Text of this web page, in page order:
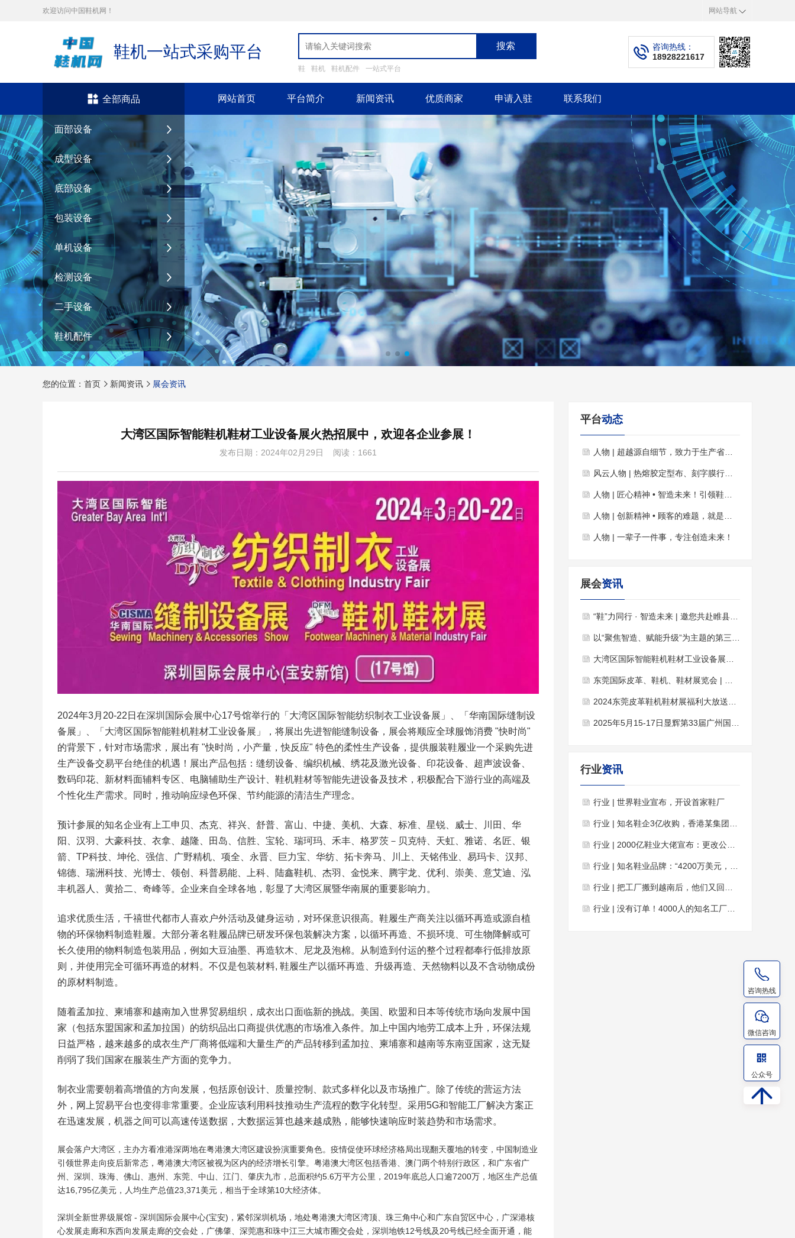
欢迎访问中国鞋机网！ 网站导航
鞋机一站式采购平台 搜索
鞋 鞋机 鞋机配件 一站式平台
咨询热线：
18928221617
全部商品
面部设备
成型设备
底部设备
包装设备
单机设备
检测设备
二手设备
鞋机配件
网站首页 平台简介 新闻资讯 优质商家 申请入驻 联系我们
您的位置：首页 新闻资讯 展会资讯
大湾区国际智能鞋机鞋材工业设备展火热招展中，欢迎各企业参展！
发布日期：2024年02月29日 阅读：1661
2024年3月20-22日在深圳国际会展中心17号馆举行的「大湾区国际智能纺织制衣工业设备展」、「华南国际缝制设
备展」、「大湾区国际智能鞋机鞋材工业设备展」，将展出先进智能缝制设备，展会将顺应全球服饰消费 "快时尚"
的背景下，针对市场需求，展出有 "快时尚，小产量，快反应" 特色的柔性生产设备，提供服装鞋履业一个采购先进
生产设备交易平台绝佳的机遇！展出产品包括：缝纫设备、编织机械、绣花及激光设备、印花设备、超声波设备、
数码印花、新材料面辅料专区、电脑辅助生产设计、鞋机鞋材等智能先进设备及技术，积极配合下游行业的高端及
个性化生产需求。同时，推动响应绿色环保、节约能源的清洁生产理念。
预计参展的知名企业有上工申贝、杰克、祥兴、舒普、富山、中捷、美机、大森、标准、星锐、威士、川田、华
阳、汉羽、大豪科技、衣拿、越隆、田岛、信胜、宝轮、瑞珂玛、禾丰、格罗茨－贝克特、天虹、雅诺、名匠、银
箭、TP科技、坤伦、强信、广野精机、项全、永晋、巨力宝、华纺、拓卡奔马、川上、天铭伟业、易玛卡、汉邦、
锦德、瑞洲科技、光博士、领创、科普易能、上科、陆鑫鞋机、杰羽、金悦来、腾宇龙、优利、崇美、意艾迪、泓
丰机器人、黄拾二、奇峰等。企业来自全球各地，彰显了大湾区展暨华南展的重要影响力。
追求优质生活，千禧世代都市人喜欢户外活动及健身运动，对环保意识很高。鞋履生产商关注以循环再造或源自植
物的环保物料制造鞋履。大部分著名鞋履品牌已研发环保包装解决方案，以循环再造、不损环境、可生物降解或可
长久使用的物料制造包装用品，例如大豆油墨、再造软木、尼龙及泡棉。从制造到付运的整个过程都奉行低排放原
则，并使用完全可循环再造的材料。不仅是包装材料, 鞋履生产以循环再造、升级再造、天然物料以及不含动物成份
的原材料制造。
随着孟加拉、柬埔寨和越南加入世界贸易组织，成衣出口面临新的挑战。美国、欧盟和日本等传统市场向发展中国
家（包括东盟国家和孟加拉国）的纺织品出口商提供优惠的市场准入条件。加上中国内地劳工成本上升，环保法规
日益严格，越来越多的成衣生产厂商将低端和大量生产的产品转移到孟加拉、柬埔寨和越南等东南亚国家，这无疑
削弱了我们国家在服装生产方面的竞争力。
制衣业需要朝着高增值的方向发展，包括原创设计、质量控制、款式多样化以及市场推广。除了传统的营运方法
外，网上贸易平台也变得非常重要。企业应该利用科技推动生产流程的数字化转型。采用5G和智能工厂解决方案正
在迅速发展，机器之间可以高速传送数据，大数据运算也越来越成熟，能够快速响应时装趋势和市场需求。
展会落户大湾区，主办方看准港深两地在粤港澳大湾区建设扮演重要角色。疫情促使环球经济格局出现翻天覆地的转变，中国制造业
引领世界走向疫后新常态，粤港澳大湾区被视为区内的经济增长引擎。粤港澳大湾区包括香港、澳门两个特别行政区，和广东省广
州、深圳、珠海、佛山、惠州、东莞、中山、江门、肇庆九市，总面积约5.6万平方公里，2019年底总人口逾7200万，地区生产总值
达16,795亿美元，人均生产总值23,371美元，相当于全球第10大经济体。
深圳全新世界级展馆 - 深圳国际会展中心(宝安)，紧邻深圳机场，地处粤港澳大湾区湾顶、珠三角中心和广东自贸区中心，广深港核
心发展走廊和东西向发展走廊的交会处，广佛肇、深莞惠和珠中江三大城市圈交会处，深圳地铁12号线及20号线已经全面开通，能
平台动态
人物 | 一辈子一件事，专注创造未来！
展会资讯
行业资讯
行业 | 世界鞋业宣布，开设首家鞋厂
咨询热线
微信咨询
公众号